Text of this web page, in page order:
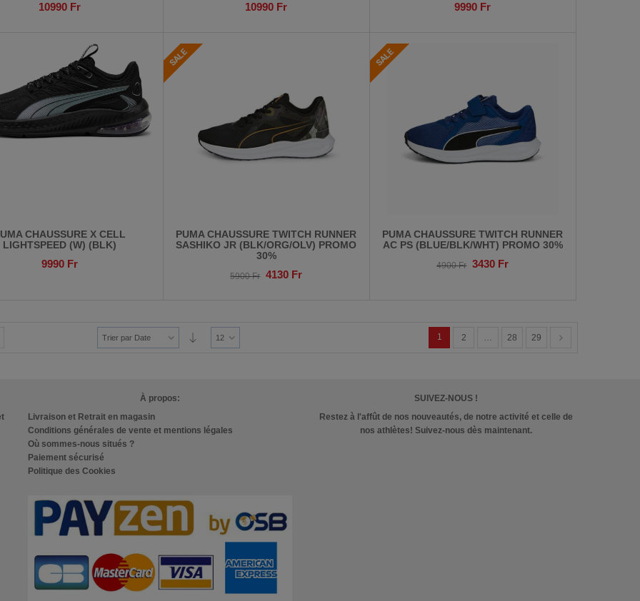
10990 Fr 10990 Fr 9990 Fr
CHAUSSURE X CELL
LIGHTSPEED (W) (BLK)
9990 Fr
PUMA CHAUSSURE TWITCH RUNNER
SASHIKO JR (BLK/ORG/OLV) PROMO
30%
5900Fr 4130 Fr
PUMA CHAUSSURE TWITCH RUNNER
AC PS (BLUE/BLK/WHT) PROMO 30%
4900Fr 3430 Fr
Trier par Date 12 1 2 … 28 29
À propos:
Livraison et Retrait en magasin
Conditions générales de vente et mentions légales
Où sommes-nous situés ?
Paiement sécurisé
Politique des Cookies
SUIVEZ-NOUS !
Restez à l'affût de nos nouveautés, de notre activité et celle de
nos athlètes! Suivez-nous dès maintenant.